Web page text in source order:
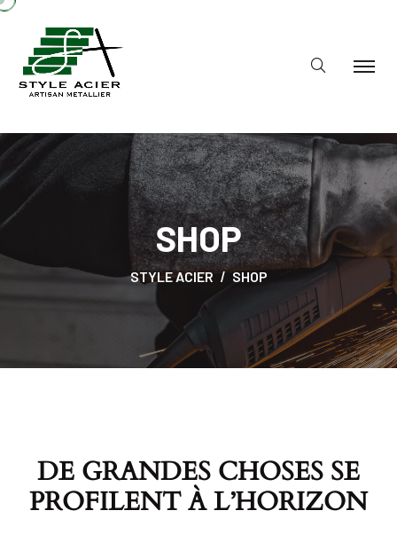
SHOP
STYLE ACIER SHOP
DE GRANDES CHOSES SE
PROFILENT À L’HORIZON